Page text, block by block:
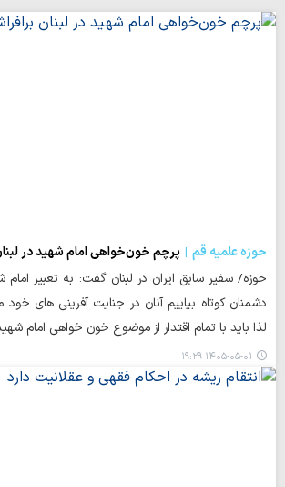
حوزه علمیه قم
پرچم خون‌خواهی امام شهید در
حوزه/ سفیر سابق ایران در لبنان گفت: به تعبیر امام
دشمنان کوتاه بیاییم آنان در جنایت آفرینی های
لذا باید با تمام اقتدار از موضوع خون خواهی امام
۱۴۰۵-۰۵-۰۱ ۱۹:۲۹